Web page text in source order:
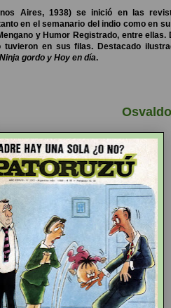
Aires, 1938) se inició en las
en el semanario del indio como en
y Humor Registrado, entre
en sus filas. Destacado
gordo y Hoy en día.